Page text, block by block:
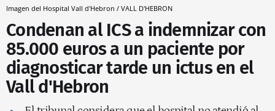
Imagen del Hospital Vall d'Hebron / VALL D'HEBRON
Condenan al ICS a indemnizar con
85.000 euros a un paciente por
diagnosticar tarde un ictus en el
Vall d'Hebron